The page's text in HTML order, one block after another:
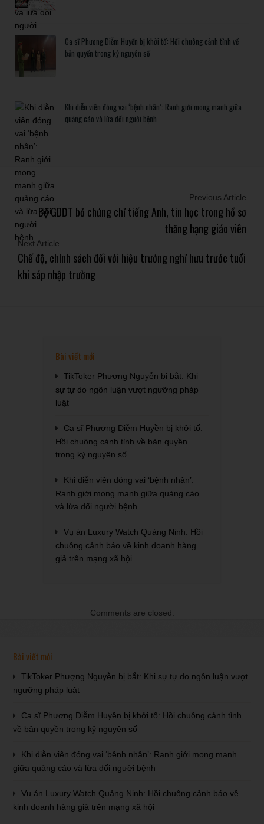
Ca sĩ Phương Diễm Huyền bị khởi tố: Hồi chuông cảnh tỉnh về
bản quyền trong kỷ nguyên số
Khi diễn viên đóng vai ‘bệnh nhân’: Ranh giới mong manh giữa
quảng cáo và lừa dối người bệnh
Previous Article
Bộ GDĐT bỏ chứng chỉ tiếng Anh, tin học trong hồ sơ
thăng hạng giáo viên
Next Article
Chế độ, chính sách đối với hiệu trưởng nghỉ hưu trước tuổi
khi sáp nhập trường
Bài viết mới
TikToker Phượng Nguyễn bị bắt: Khi
sự tự do ngôn luận vượt ngưỡng pháp
luật
Ca sĩ Phương Diễm Huyền bị khởi tố:
Hồi chuông cảnh tỉnh về bản quyền
trong kỷ nguyên số
Khi diễn viên đóng vai ‘bệnh nhân’:
Ranh giới mong manh giữa quảng cáo
và lừa dối người bệnh
Vụ án Luxury Watch Quảng Ninh: Hồi
chuông cảnh báo về kinh doanh hàng
giả trên mạng xã hội
Comments are closed.
Bài viết mới
TikToker Phượng Nguyễn bị bắt: Khi sự tự do ngôn luận vượt
ngưỡng pháp luật
Ca sĩ Phương Diễm Huyền bị khởi tố: Hồi chuông cảnh tỉnh
về bản quyền trong kỷ nguyên số
Khi diễn viên đóng vai ‘bệnh nhân’: Ranh giới mong manh
giữa quảng cáo và lừa dối người bệnh
Vụ án Luxury Watch Quảng Ninh: Hồi chuông cảnh báo về
kinh doanh hàng giả trên mạng xã hội